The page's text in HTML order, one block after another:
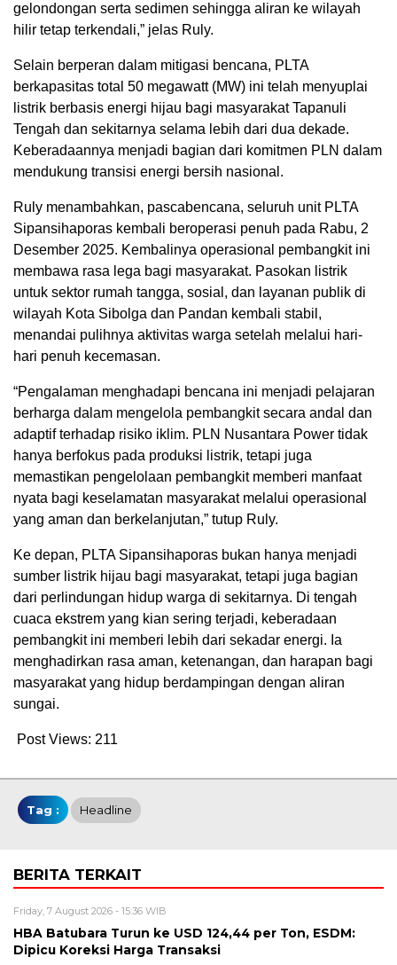
gelondongan serta sedimen sehingga aliran ke wilayah
hilir tetap terkendali,” jelas Ruly.
Selain berperan dalam mitigasi bencana, PLTA
berkapasitas total 50 megawatt (MW) ini telah menyuplai
listrik berbasis energi hijau bagi masyarakat Tapanuli
Tengah dan sekitarnya selama lebih dari dua dekade.
Keberadaannya menjadi bagian dari komitmen PLN dalam
mendukung transisi energi bersih nasional.
Ruly menambahkan, pascabencana, seluruh unit PLTA
Sipansihaporas kembali beroperasi penuh pada Rabu, 2
Desember 2025. Kembalinya operasional pembangkit ini
membawa rasa lega bagi masyarakat. Pasokan listrik
untuk sektor rumah tangga, sosial, dan layanan publik di
wilayah Kota Sibolga dan Pandan kembali stabil,
menandai pulihnya aktivitas warga setelah melalui hari-
hari penuh kecemasan.
“Pengalaman menghadapi bencana ini menjadi pelajaran
berharga dalam mengelola pembangkit secara andal dan
adaptif terhadap risiko iklim. PLN Nusantara Power tidak
hanya berfokus pada produksi listrik, tetapi juga
memastikan pengelolaan pembangkit memberi manfaat
nyata bagi keselamatan masyarakat melalui operasional
yang aman dan berkelanjutan,” tutup Ruly.
Ke depan, PLTA Sipansihaporas bukan hanya menjadi
sumber listrik hijau bagi masyarakat, tetapi juga bagian
dari perlindungan hidup warga di sekitarnya. Di tengah
cuaca ekstrem yang kian sering terjadi, keberadaan
pembangkit ini memberi lebih dari sekadar energi. Ia
menghadirkan rasa aman, ketenangan, dan harapan bagi
masyarakat yang hidup berdampingan dengan aliran
sungai.
Post Views: 211
Tag : Headline
BERITA TERKAIT
Friday, 7 August 2026 - 15:36 WIB
HBA Batubara Turun ke USD 124,44 per Ton, ESDM:
Dipicu Koreksi Harga Transaksi